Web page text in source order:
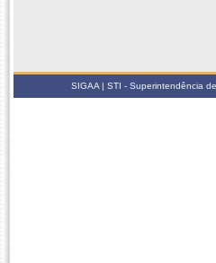
SIGAA | STI - Superintendência